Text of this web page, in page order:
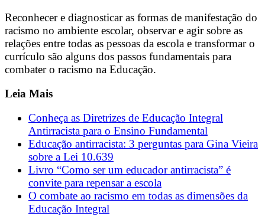
Reconhecer e diagnosticar as formas de manifestação do
racismo no ambiente escolar, observar e agir sobre as
relações entre todas as pessoas da escola e transformar o
currículo são alguns dos passos fundamentais para
combater o racismo na Educação.
Leia Mais
Conheça as Diretrizes de Educação Integral
Antirracista para o Ensino Fundamental
Educação antirracista: 3 perguntas para Gina Vieira
sobre a Lei 10.639
Livro “Como ser um educador antirracista” é
convite para repensar a escola
O combate ao racismo em todas as dimensões da
Educação Integral